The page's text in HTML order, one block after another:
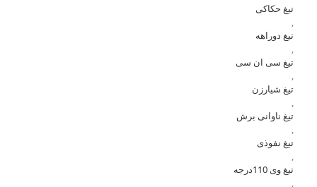
تیغ حکاکی
,
تیغ دوراهه
,
تیغ سی ان سی
,
تیغ شیارزن
,
تیغ ناوانی برش
,
تیغ نفوذی
,
تیغ وی 110درجه
,